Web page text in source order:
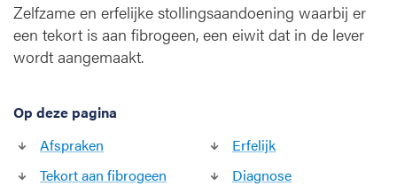
i
b
r
o
e
n
Zelfzame en erfelijke stollingsaandoening waarbij er
een tekort is aan fibrogeen, een eiwit dat in de lever
wordt aangemaakt.
Op deze pagina
Afspraken
Tekort aan fibrogeen
Erfelijk
Diagnose